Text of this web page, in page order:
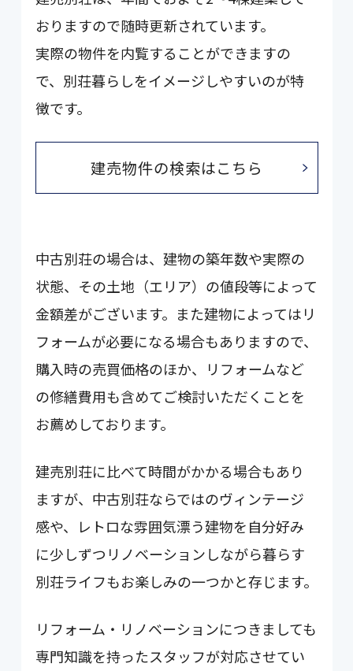
おりますので随時更新されています。
実際の物件を内覧することができますの
で、別荘暮らしをイメージしやすいのが特
徴です。
建売物件の検索はこちら
中古別荘の場合は、建物の築年数や実際の
状態、その土地（エリア）の値段等によって
金額差がございます。また建物によってはリ
フォームが必要になる場合もありますので、
購入時の売買価格のほか、リフォームなど
の修繕費用も含めてご検討いただくことを
お薦めしております。
建売別荘に比べて時間がかかる場合もあり
ますが、中古別荘ならではのヴィンテージ
感や、レトロな雰囲気漂う建物を自分好み
に少しずつリノベーションしながら暮らす
別荘ライフもお楽しみの一つかと存じます。
リフォーム・リノベーションにつきましても
専門知識を持ったスタッフが対応させてい